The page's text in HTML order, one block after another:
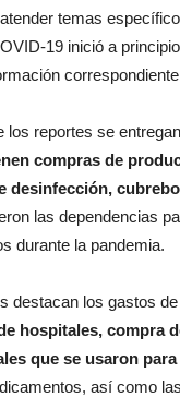
temas
19 inició a
los reportes se
compras de
desinfección,
las dependencias
durante la pandemia.
destacan los gastos
hospitales, compra
que se usaron
así como